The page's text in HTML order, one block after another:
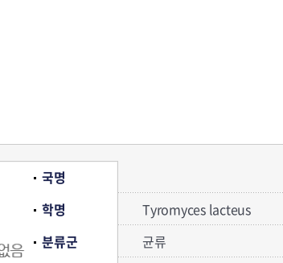
국명
학명
Tyromyces lacteus
분류군
균류